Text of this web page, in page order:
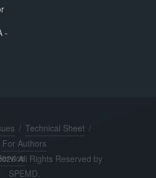
-
/ Technical Sheet /
For Authors
All Rights Reserved by
SPEMD.